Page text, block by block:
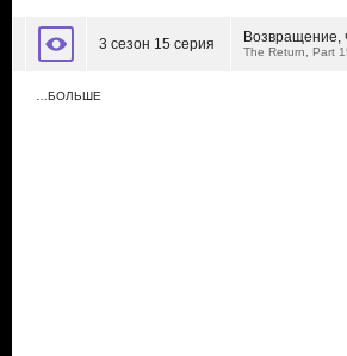
3 сезон 15 серия Возвращение,
The Return, Part
…БОЛЬШЕ